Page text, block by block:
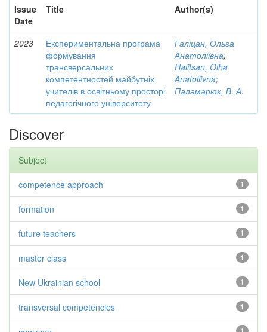
Issue
Date
Title Author(s)
2023
Експериментальна програма
формування
трансверсальних
компетентностей майбутніх
учителів в освітньому просторі
педагогічного університету
Галіцан, Ольга
Анатоліївна;
Halitsan, Olha
Anatoliivna;
Паламарюк, В. А.
Discover
Subject
1
competence approach
1
formation
1
future teachers
1
master class
1
New Ukrainian school
1
transversal competencies